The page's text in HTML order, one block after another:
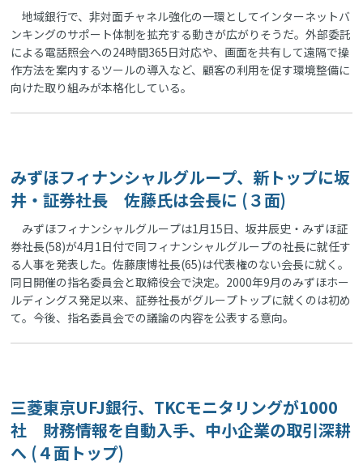
地域銀行で、非対面チャネル強化の一環としてインターネットバ
ンキングのサポート体制を拡充する動きが広がりそうだ。外部委託
による電話照会への24時間365日対応や、画面を共有して遠隔で操
作方法を案内するツールの導入など、顧客の利用を促す環境整備に
向けた取り組みが本格化している。
みずほフィナンシャルグループ、新トップに坂
井・証券社長 佐藤氏は会長に (３面)
みずほフィナンシャルグループは1月15日、坂井辰史・みずほ証
券社長(58)が4月1日付で同フィナンシャルグループの社長に就任す
る人事を発表した。佐藤康博社長(65)は代表権のない会長に就く。
同日開催の指名委員会と取締役会で決定。2000年9月のみずほホー
ルディングス発足以来、証券社長がグループトップに就くのは初め
て。今後、指名委員会での議論の内容を公表する意向。
三菱東京UFJ銀行、TKCモニタリングが1000
社 財務情報を自動入手、中小企業の取引深耕
へ (４面トップ)